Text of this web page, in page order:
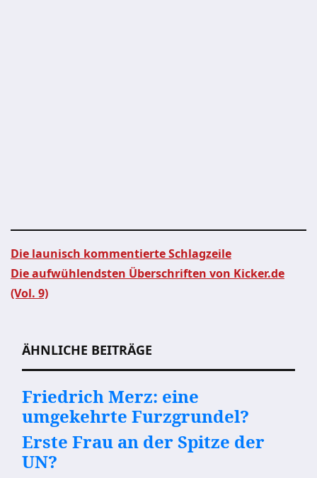
Beitragsnavigation
Die launisch kommentierte Schlagzeile
Die aufwühlendsten Überschriften von Kicker.de
(Vol. 9)
ÄHNLICHE BEITRÄGE
Friedrich Merz: eine
umgekehrte Furzgrundel?
Erste Frau an der Spitze der
UN?